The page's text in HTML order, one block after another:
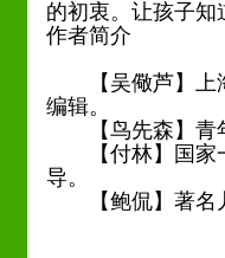
的初衷。让孩子
作者简介
【吴儆芦】上海
编辑。
【鸟先森】青
【付林】国家一
导。
【鲍侃】著名